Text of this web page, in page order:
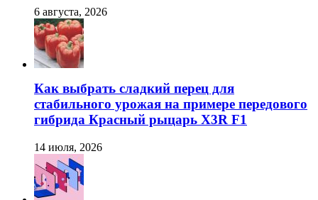
6 августа, 2026
Как выбрать сладкий перец для
стабильного урожая на примере передового
гибрида Красный рыцарь X3R F1
14 июля, 2026